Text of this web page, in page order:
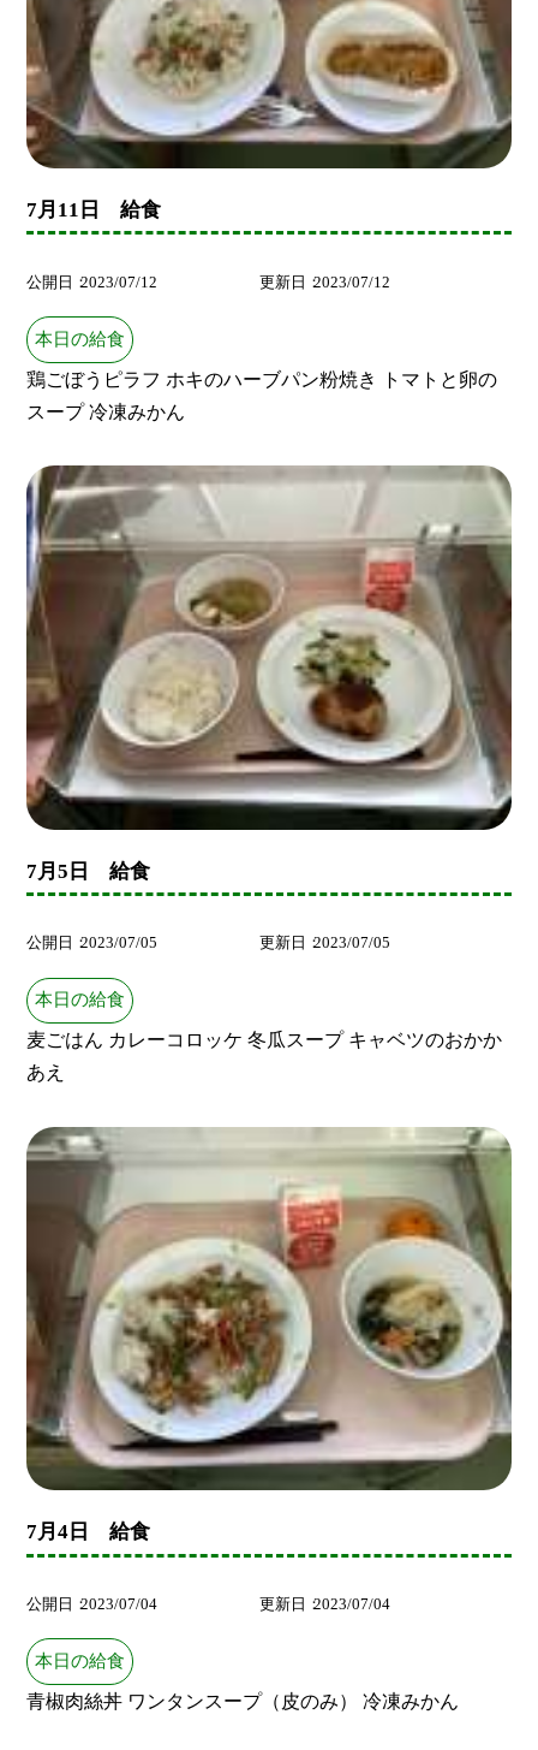
7月11日 給食
公開日 2023/07/12 更新日 2023/07/12
本日の給食
鶏ごぼうピラフ ホキのハーブパン粉焼き トマトと卵の
スープ 冷凍みかん
7月5日 給食
公開日 2023/07/05 更新日 2023/07/05
本日の給食
麦ごはん カレーコロッケ 冬瓜スープ キャベツのおかか
あえ
7月4日 給食
公開日 2023/07/04 更新日 2023/07/04
本日の給食
青椒肉絲丼 ワンタンスープ（皮のみ） 冷凍みかん